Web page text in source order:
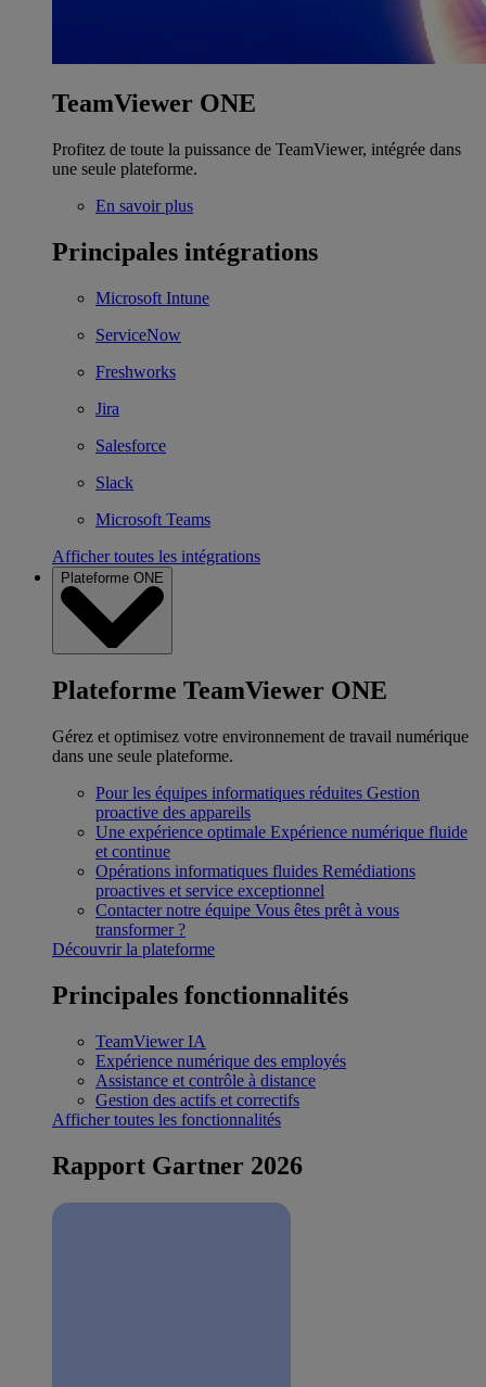
TeamViewer ONE
Profitez de toute la puissance de TeamViewer, intégrée dans
une seule plateforme.
En savoir plus
Principales intégrations
Microsoft Intune
ServiceNow
Freshworks
Jira
Salesforce
Slack
Microsoft Teams
Afficher toutes les intégrations
Plateforme ONE
Plateforme TeamViewer ONE
Gérez et optimisez votre environnement de travail numérique
dans une seule plateforme.
Pour les équipes informatiques réduites Gestion
proactive des appareils
Une expérience optimale Expérience numérique fluide
et continue
Opérations informatiques fluides Remédiations
proactives et service exceptionnel
Contacter notre équipe Vous êtes prêt à vous
transformer ?
Découvrir la plateforme
Principales fonctionnalités
TeamViewer IA
Expérience numérique des employés
Assistance et contrôle à distance
Gestion des actifs et correctifs
Afficher toutes les fonctionnalités
Rapport Gartner 2026